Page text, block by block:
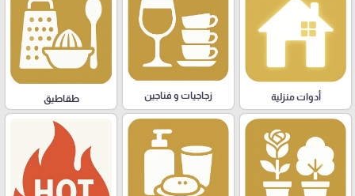
أدوات منزلية زجاجيات و فناجين طقاطيق